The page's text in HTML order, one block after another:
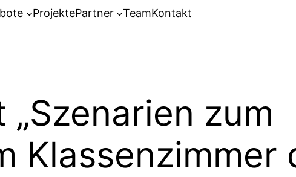
ProjektePartner TeamKontakt
zum
Klassenzimmer